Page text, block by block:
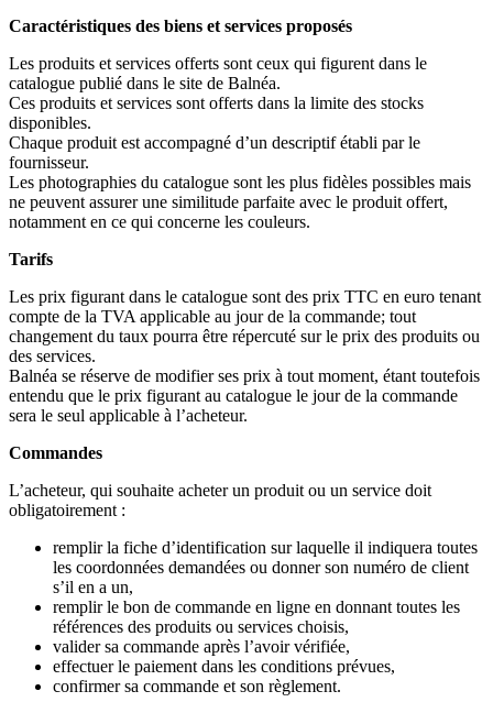
Caractéristiques des biens et services proposés
Les produits et services offerts sont ceux qui figurent dans le
catalogue publié dans le site de Balnéa.
Ces produits et services sont offerts dans la limite des stocks
disponibles.
Chaque produit est accompagné d’un descriptif établi par le
fournisseur.
Les photographies du catalogue sont les plus fidèles possibles mais
ne peuvent assurer une similitude parfaite avec le produit offert,
notamment en ce qui concerne les couleurs.
Tarifs
Les prix figurant dans le catalogue sont des prix TTC en euro tenant
compte de la TVA applicable au jour de la commande; tout
changement du taux pourra être répercuté sur le prix des produits ou
des services.
Balnéa se réserve de modifier ses prix à tout moment, étant toutefois
entendu que le prix figurant au catalogue le jour de la commande
sera le seul applicable à l’acheteur.
Commandes
L’acheteur, qui souhaite acheter un produit ou un service doit
obligatoirement :
remplir la fiche d’identification sur laquelle il indiquera toutes
les coordonnées demandées ou donner son numéro de client
s’il en a un,
remplir le bon de commande en ligne en donnant toutes les
références des produits ou services choisis,
valider sa commande après l’avoir vérifiée,
effectuer le paiement dans les conditions prévues,
confirmer sa commande et son règlement.